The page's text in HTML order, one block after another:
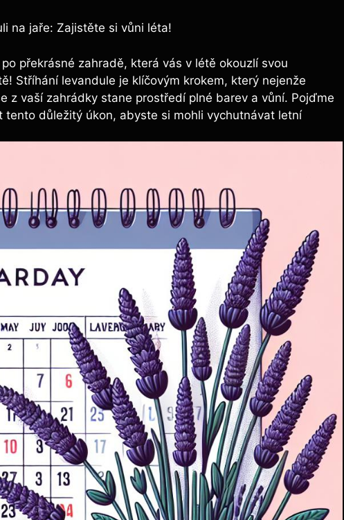
na jaře: Zajistěte si vůni léta!
překrásné zahradě, která vás v létě okouzlí svou
Stříhání levandule je klíčovým krokem, který nejenže
z vaší zahrádky stane prostředí plné barev a vůní. Pojďme
důležitý úkon, abyste si mohli vychutnávat letní